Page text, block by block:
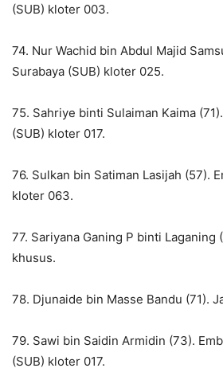
(SUB) kloter 003.
74. Nur Wachid bin Abdul Majid
Surabaya (SUB) kloter 025.
75. Sahriye binti Sulaiman Kaima
(SUB) kloter 017.
76. Sulkan bin Satiman Lasijah (57).
kloter 063.
77. Sariyana Ganing P binti Laganing
khusus.
78. Djunaide bin Masse Bandu (71).
79. Sawi bin Saidin Armidin (73).
(SUB) kloter 017.